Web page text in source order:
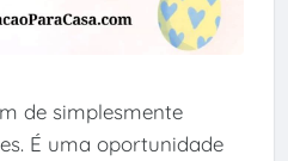
de simplesmente
É uma oportunidade